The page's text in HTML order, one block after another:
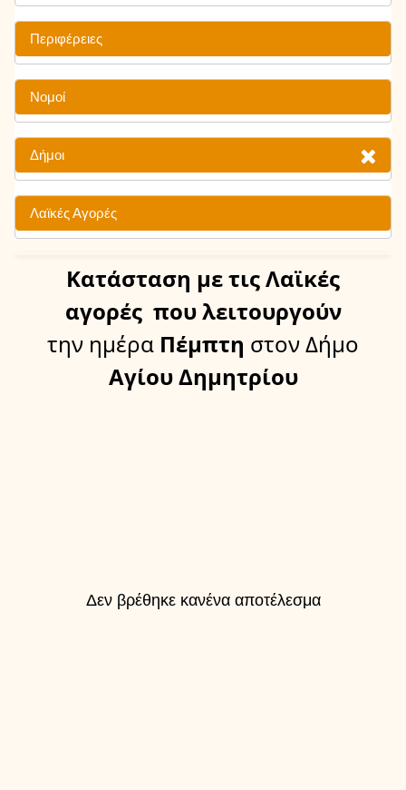
Περιφέρειες
Νομοί
Δήμοι
Λαϊκές Αγορές
Κατάσταση με τις Λαϊκές
αγορές που λειτουργούν
την ημέρα Πέμπτη στον Δήμο
Αγίου Δημητρίου
Δεν βρέθηκε κανένα αποτέλεσμα